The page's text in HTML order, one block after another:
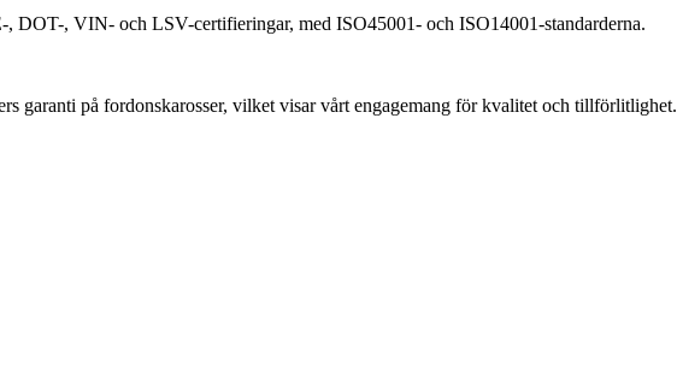
DOT-, VIN- och LSV-certifieringar, med ISO45001- och ISO14001-standarderna.
garanti på fordonskarosser, vilket visar vårt engagemang för kvalitet och tillförlitlighet.